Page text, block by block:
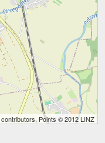
contributors, Points © 2012 LINZ